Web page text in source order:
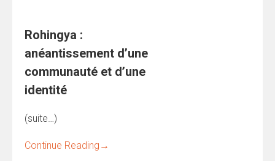
Rohingya :
anéantissement d’une
communauté et d’une
identité
(suite…)
Continue Reading →